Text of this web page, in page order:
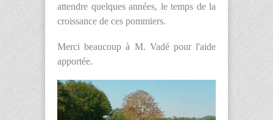
attendre quelques années, le temps de la
croissance de ces pommiers.
Merci beaucoup à M. Vadé pour l'aide
apportée.